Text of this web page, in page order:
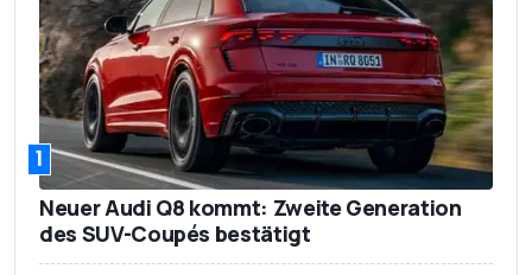
1
Neuer Audi Q8 kommt: Zweite Generation
des SUV-Coupés bestätigt